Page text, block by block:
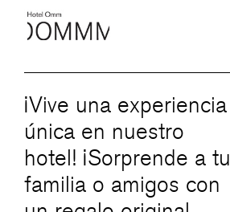
Roca Barcelona
Terraza
Lobby & Club
Eventos
Promociones
¡Vive una experiencia
única en nuestro
hotel! ¡Sorprende a tu
familia o amigos con